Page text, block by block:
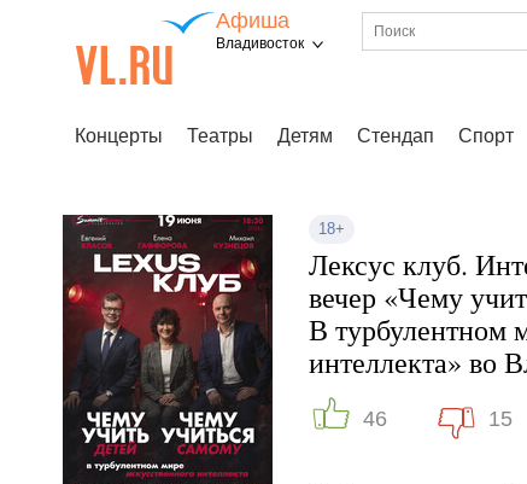
Афиша
Владивосток
Концерты Театры Детям Стендап Спорт
18+
Лексус клуб.
вечер «Чему
В турбулентном
интеллекта» во
46 15